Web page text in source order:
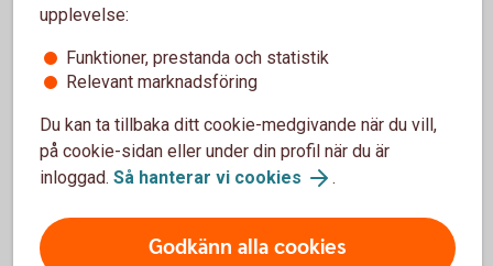
Genom att jämka kan du sänka din
månadskostnad
Om du förväntas få en större summa skatteåterbäring kan
du välja att skattejämka. Det innebär att din arbetsgivare
upplevelse:
Funktioner, prestanda och statistik
Relevant marknadsföring
Du kan ta tillbaka ditt cookie-medgivande när du vill,
på cookie-sidan eller under din profil när du är
inloggad. Så hanterar vi cookies .
Godkänn alla cookies